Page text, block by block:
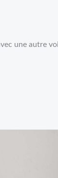
une autre